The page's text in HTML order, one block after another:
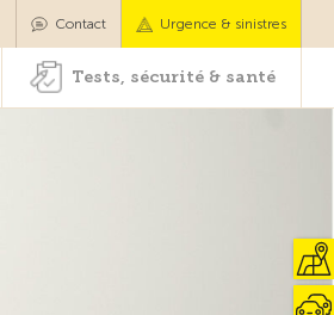
Tests, sécurité & santé
Contact Urgence & sinistres
Tests, sécurité & santé